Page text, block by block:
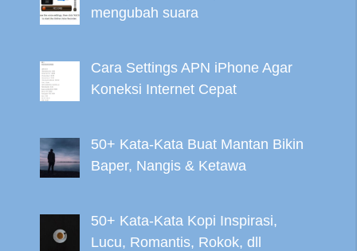
mengubah suara
Cara Settings APN iPhone Agar
Koneksi Internet Cepat
50+ Kata-Kata Buat Mantan Bikin
Baper, Nangis & Ketawa
50+ Kata-Kata Kopi Inspirasi,
Lucu, Romantis, Rokok, dll